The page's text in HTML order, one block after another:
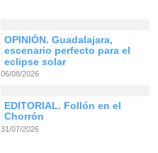
OPINIÓN. Guadalajara,
escenario perfecto para el
eclipse solar
06/08/2026
EDITORIAL. Follón en el
Chorrón
31/07/2026